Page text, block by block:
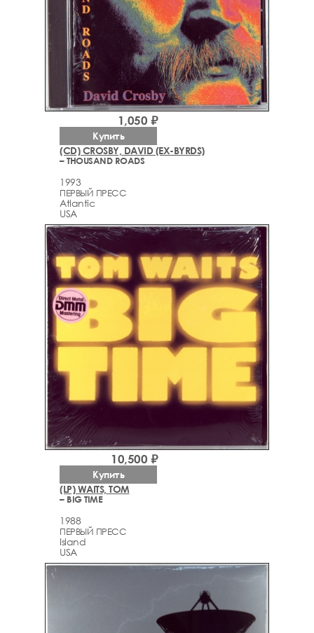
(CD) CROSBY, DAVID (EX-BYRDS)
– THOUSAND ROADS
1993
ПЕРВЫЙ ПРЕСС
Atlantic
USA
1,050 ₽
Купить
(LP) WAITS, TOM
– BIG TIME
1988
ПЕРВЫЙ ПРЕСС
Island
USA
10,500 ₽
Купить